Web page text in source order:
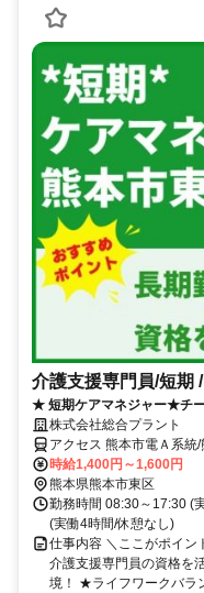
介護支援専門員/短期
★ 短期ケアマネジャー★チ
や搬送付き添いなど◎
株式会社総合プラント
アクセス 熊本市電Ａ系統
本市電Ａ系統/熊本市電Ｂ
Ａ系統/熊本市電Ｂ系統
画図町下無田
時給1,400円～1,600円
熊本県熊本市東区
勤務時間 08:30～17:30 (
(実働4時間/休憩なし)
仕事内容 ＼ここがポイ
介護支援専門員の資格を
境！ ★ライフワークバラ